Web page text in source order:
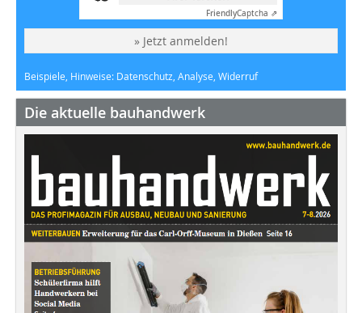
FriendlyCaptcha ⇗
» Jetzt anmelden!
Beispiele, Hinweise: Datenschutz, Analyse, Widerruf
Die aktuelle bauhandwerk